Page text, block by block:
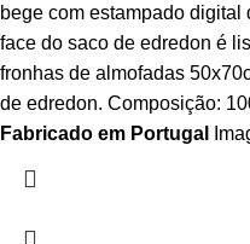
bege com estampado digital
face do saco de edredon é
fronhas de almofadas
de edredon. Composição:
Fabricado em Portugal